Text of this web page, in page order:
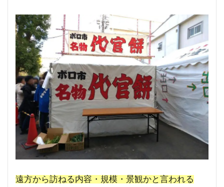
遠方から訪ねる内容・規模・景観かと言われる